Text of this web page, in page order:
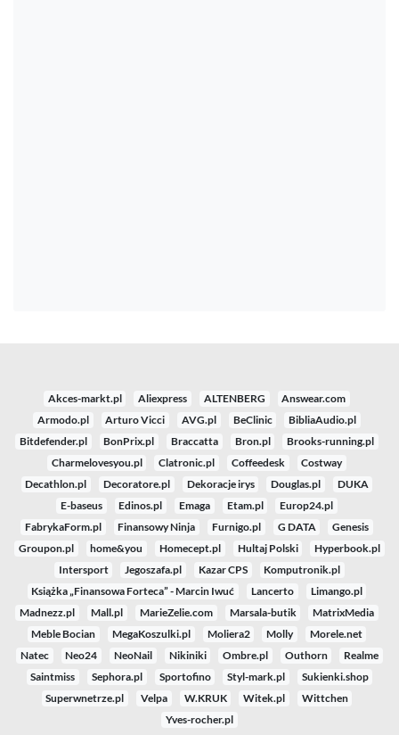
Akces-markt.pl Aliexpress ALTENBERG
Answear.com
Armodo.pl
Arturo Vicci AVG.pl BeClinic
BibliaAudio.pl
Bitdefender.pl
BonPrix.pl Braccatta Bron.pl
Brooks-running.pl
Charmelovesyou.pl
Clatronic.pl Coffeedesk
Costway
Decathlon.pl
Decoratore.pl Dekoracje irys Douglas.pl
DUKA
E-baseus
Edinos.pl Emaga Etam.pl
Europ24.pl
FabrykaForm.pl
Finansowy Ninja Furnigo.pl G DATA
Genesis
Groupon.pl
home&you Homecept.pl Hultaj Polski
Hyperbook.pl
Intersport
Jegoszafa.pl Kazar CPS
Komputronik.pl
Książka „Finansowa Forteca” - Marcin Iwuć
Lancerto
Limango.pl
Madnezz.pl
Mall.pl MarieZelie.com Marsala-butik
MatrixMedia
Meble Bocian
MegaKoszulki.pl Moliera2 Molly
Morele.net
Natec
Neo24 NeoNail Nikiniki Ombre.pl Outhorn
Realme
Saintmiss
Sephora.pl Sportofino Styl-mark.pl
Sukienki.shop
Superwnetrze.pl
Velpa W.KRUK Witek.pl
Wittchen
Yves-rocher.pl